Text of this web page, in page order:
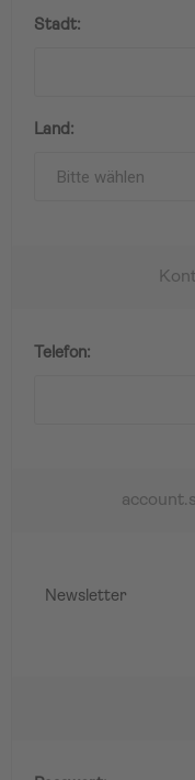
Stadt:
Land:
Telefon:
Newsletter